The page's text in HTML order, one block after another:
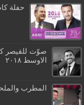
حفلة
صوّت للقيصر
الاوسط ٢٠١٨
المطرب